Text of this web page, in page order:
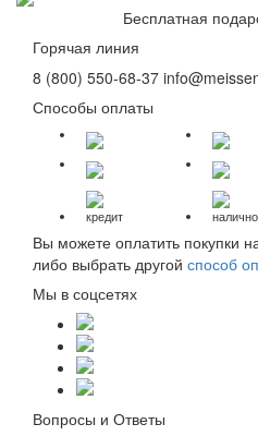
Бесплатная
Горячая линия
8 (800) 550-68-37
Способы оплаты
кредит налично
Вы можете оплатить покупки
либо выбрать другой способ
Мы в соцсетях
Вопросы и Ответы